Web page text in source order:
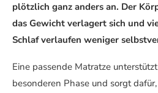
plötzlich ganz anders an. Der
das Gewicht verlagert sich und
Schlaf verlaufen weniger
Eine passende Matratze
besonderen Phase und sorgt